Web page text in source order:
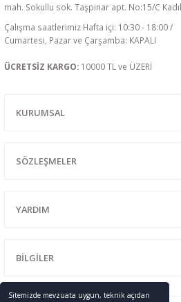
Sitemizde mevzuata uygun, teknik açıdan
mah. Sokullu sok. Taşpınar apt. No:15/C
Çalışma saatlerimiz Hafta içi: 10:30 - 18:00 /
Cumartesi, Pazar ve Çarşamba: KAPALI
ÜCRETSİZ KARGO: 10000 TL ve ÜZERİ
KURUMSAL
SÖZLEŞMELER
YARDIM
BİLGİLER